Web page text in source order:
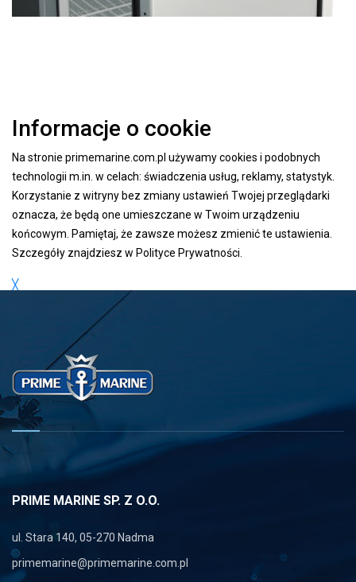
PRIME MARINE SP. Z O.O.
ul. Stara 140, 05-270 Nadma
primemarine@primemarine.com.pl
Informacje o cookie
Na stronie primemarine.com.pl używamy cookies i podobnych
technologii m.in. w celach: świadczenia usług, reklamy, statystyk.
Korzystanie z witryny bez zmiany ustawień Twojej przeglądarki
oznacza, że będą one umieszczane w Twoim urządzeniu
końcowym. Pamiętaj, że zawsze możesz zmienić te ustawienia.
Szczegóły znajdziesz w Polityce Prywatności
╳